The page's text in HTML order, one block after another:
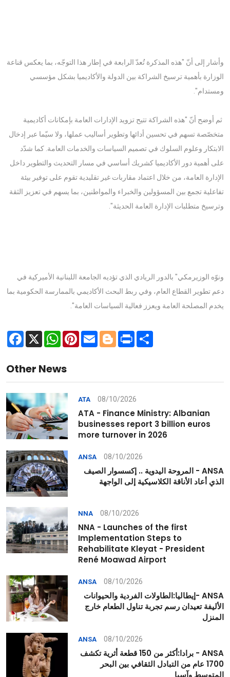
وأشار إلى أنّ "هذه المذكرة تُعدّ الرابعة في إطار هذا التوجّه، بما يعكس قناعة
الوزارة بأهمية ترسيخ الشراكة بين الدولة والأكاديميا بشكل مؤسسي
ومستدام".
ثم أوضح أنّ "هذه الشراكة تتيح تزويد الإدارات العامة بإمكانات أكاديمية
متخصّصة تسهم في تحسين أدائها وتطوير أساليب عملها، ولا سيّما عبر إدخال
الابتكار وعلوم السلوك في تصميم السياسات والخدمات العامة. كما شدّد
على أهمية دور الأكاديميا كشريك أساسي في مسار التحديث والتطوير داخل
الإدارة العامة، من خلال اعتماد مقاربات غير تقليدية تقوم على توفير بيئة
تفاعلية تجمع بين المسؤولين والخبراء والمواطنين، بما يسهم في تعزيز الثقة
وترسيخ متطلبات الإدارة العامة الحديثة".
ونوّه الوزيرمكي" بالدور الريادي الذي تؤديه الجامعة اللبنانية الأميركية في
دعم تطوير القطاع العام، وفي ربط البحث الأكاديمي بالممارسة الحكومية بما
يخدم المصلحة العامة ويعزز فعالية السياسات العامة".
Facebook
X WhatsApp
Pinterest
Email BloggerPrint
Other News
ATA 08/10/2026
ATA - Finance Ministry: Albanian
businesses report 3 billion euros
more turnover in 2026
ANSA 08/10/2026
ANSA - المروحة اليدوية .. إكسسوار الصيف
الذي أعاد الأناقة الكلاسيكية إلى الواجهة
NNA 08/10/2026
NNA - Launches of the first
Implementation Steps to
Rehabilitate Kleyat - President
René Moawad Airport
ANSA 08/10/2026
ANSA -إيطاليا:الطاولات الفردية والحيوانات
الأليفة تعيدان رسم تجربة تناول الطعام خارج
المنزل
ANSA 08/10/2026
ANSA - برادا:أكثر من 150 قطعة أثرية تكشف
1700 عام من التبادل الثقافي بين البحر
المتوسط وآسيا